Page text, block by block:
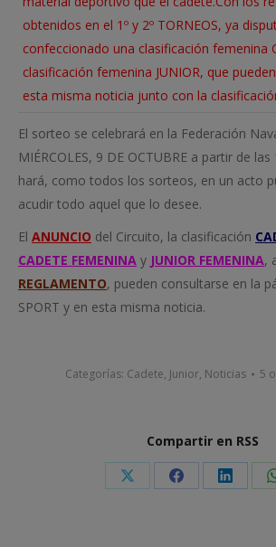
obtenidos en el 1º y 2º TORNEOS, ya
confeccionado una clasificación femenina
clasificación femenina JUNIOR, que
esta misma noticia junto con la
El sorteo se celebrará en la Federación
MIÉRCOLES, 9 DE OCTUBRE a partir de
hará, como todos los sorteos, en un acto
acudir todo aquel que lo desee.
El ANUNCIO del Circuito, la clasificación
CADETE FEMENINA y JUNIOR FEMENINA,
REGLAMENTO, pueden consultarse en la
SPORT y en esta misma noticia.
Categorías: Cadete, Junior, Noticias 5
Compartir en RSS
Share Share Share